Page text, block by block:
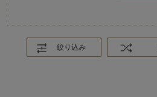
絞り込み